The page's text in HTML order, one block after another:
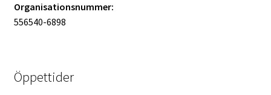
Organisationsnummer:
556540-6898
Öppettider